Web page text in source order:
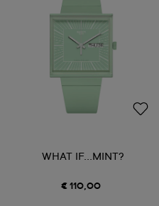
WHAT IF...MINT?
€ 110,00